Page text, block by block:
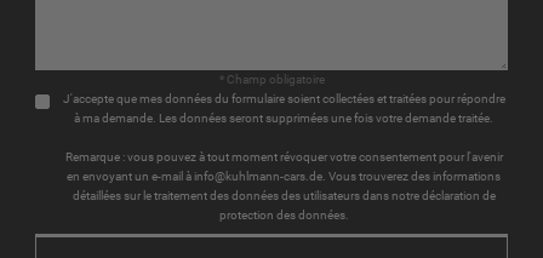
* Champ obligatoire
J'accepte que mes données du formulaire soient collectées et traitées pour répondre
à ma demande. Les données seront supprimées une fois votre demande traitée.
Remarque : vous pouvez à tout moment révoquer votre consentement pour l'avenir
en envoyant un e-mail à info@kuhlmann-cars.de. Vous trouverez des informations
détaillées sur le traitement des données des utilisateurs dans notre déclaration de
protection des données.